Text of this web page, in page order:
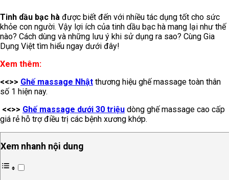
Tinh dầu bạc hà được biết đến với nhiều tác dụng tốt cho sức
khỏe con người. Vậy lợi ích của tinh dầu bạc hà mang lại như thế
nào? Cách dùng và những lưu ý khi sử dụng ra sao? Cùng Gia
Dụng Việt tìm hiểu ngay dưới đây!
Xem thêm:
<<>> Ghế massage Nhật thương hiệu ghế massage toàn thân
số 1 hiện nay.
<<>> Ghế massage dưới 30 triệu dòng ghế massage cao cấp
giá rẻ hỗ trợ điều trị các bệnh xương khớp.
Xem nhanh nội dung